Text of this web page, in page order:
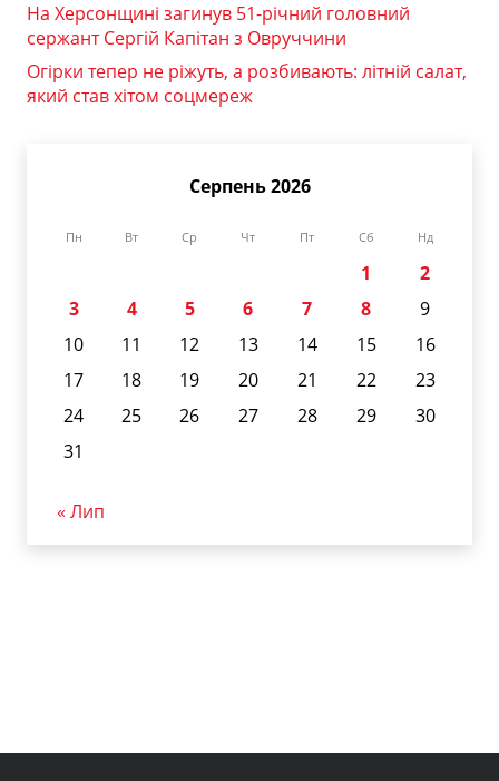
На Херсонщині загинув 51-річний головний
сержант Сергій Капітан з Овруччини
Огірки тепер не ріжуть, а розбивають: літній салат,
який став хітом соцмереж
Серпень 2026
Пн Вт Ср Чт Пт Сб Нд
1
2
3
4 5 6 7 8
9
10
11 12 13 14 15
16
17
18 19 20 21 22
23
24
25 26 27 28 29
30
31
« Лип